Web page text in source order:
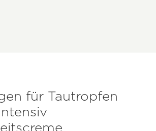
für Tautropfen